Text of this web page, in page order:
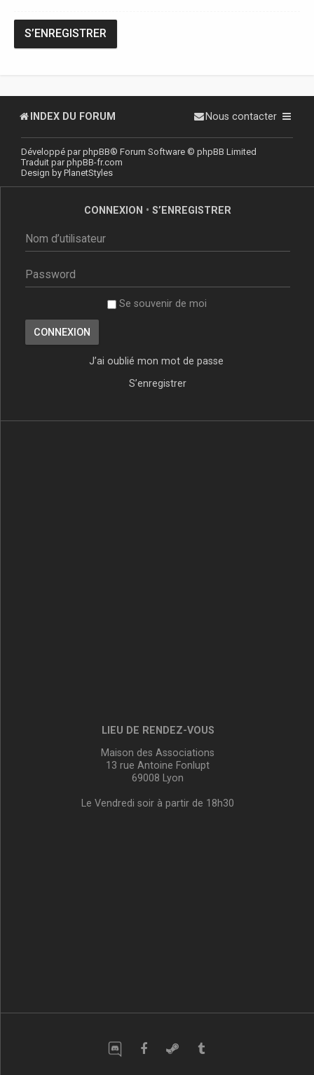
S’ENREGISTRER
INDEX DU FORUM Nous contacter
Développé parphpBB® Forum Software © phpBB Limited
Traduit parphpBB-fr.com
Design by PlanetStyles
CONNEXION • S’ENREGISTRER
Se souvenir de moi
J’ai oublié mon mot de passe
S’enregistrer
LIEU DE RENDEZ-VOUS
Maison des Associations
13 rue Antoine Fonlupt
69008 Lyon
Le Vendredi soir à partir de 18h30